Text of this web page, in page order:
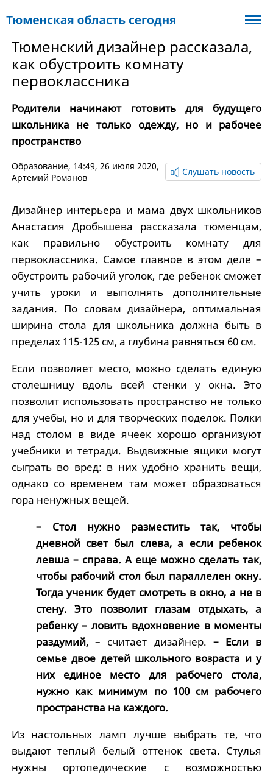
Тюменский дизайнер рассказала,
как обустроить комнату
первоклассника
Родители начинают готовить для будущего
школьника не только одежду, но и рабочее
пространство
Образование, 14:49, 26 июля 2020,
Артемий Романов
Слушать новость
Дизайнер интерьера и мама двух школьников
Анастасия Дробышева рассказала тюменцам,
как правильно обустроить комнату для
первоклассника. Самое главное в этом деле –
обустроить рабочий уголок, где ребенок сможет
учить уроки и выполнять дополнительные
задания. По словам дизайнера, оптимальная
ширина стола для школьника должна быть в
пределах 115-125 см, а глубина равняться 60 см.
Если позволяет место, можно сделать единую
столешницу вдоль всей стенки у окна. Это
позволит использовать пространство не только
для учебы, но и для творческих поделок. Полки
над столом в виде ячеек хорошо организуют
учебники и тетради. Выдвижные ящики могут
сыграть во вред: в них удобно хранить вещи,
однако со временем там может образоваться
гора ненужных вещей.
– Стол нужно разместить так, чтобы
дневной свет был слева, а если ребенок
левша – справа. А еще можно сделать так,
чтобы рабочий стол был параллелен окну.
Тогда ученик будет смотреть в окно, а не в
стену. Это позволит глазам отдыхать, а
ребенку – ловить вдохновение в моменты
раздумий, – считает дизайнер. – Если в
семье двое детей школьного возраста и у
них единое место для рабочего стола,
нужно как минимум по 100 см рабочего
пространства на каждого.
Из настольных ламп лучше выбрать те, что
выдают теплый белый оттенок света. Стулья
нужны ортопедические с возможностью